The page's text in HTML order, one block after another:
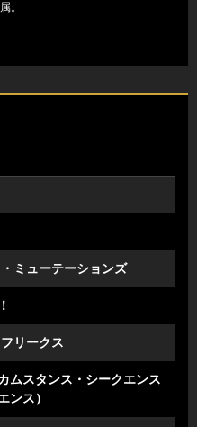
。
ミューテーションズ
リークス
ムスタンス・シークエンス
ンス）